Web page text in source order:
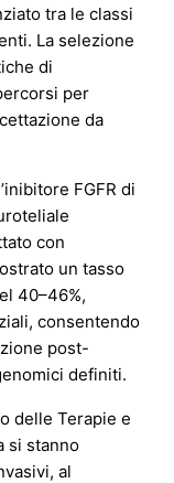
tra le classi
La selezione
di
per
da
FGFR di
con
un tasso
40–46%,
consentendo
post-
definiti.
delle Terapie e
si stanno
al